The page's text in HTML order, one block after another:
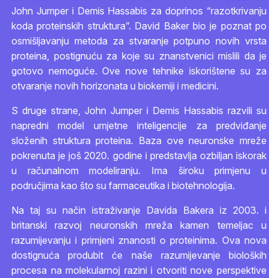
John Jumper i Demis Hassabis za doprinos “razotkrivanju
koda proteinskih struktura”. David Baker bio je poznat po
osmišljavanju metoda za stvaranje potpuno novih vrsta
proteina, postignuću za koje su znanstvenici mislili da je
gotovo nemoguće. Ove nove tehnike iskorištene su za
otvaranje novih horizonata u biokemiji i medicini.
S druge strane, John Jumper i Demis Hassabis razvili su
napredni model umjetne inteligencije za predviđanje
složenih struktura proteina. Baza ove neuronske mreže
pokrenuta je još 2020. godine i predstavlja ozbiljan iskorak
u računalnom modeliranju. Ima široku primjenu u
područjima kao što su farmaceutika i biotehnologija.
Na taj su način istraživanje Davida Bakera iz 2003. i
britanski razvoj neuronskih mreža kamen temeljac u
razumijevanju i primjeni znanosti o proteinima. Ova nova
dostignuća produbit će naše razumijevanje bioloških
procesa na molekularnoj razini i otvoriti nove perspektive